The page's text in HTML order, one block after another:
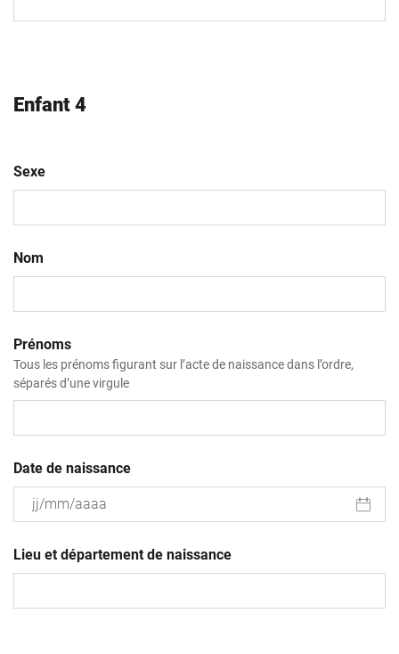
Enfant 4
Sexe
Nom
Prénoms
Tous les prénoms figurant sur l’acte de naissance dans l’ordre,
séparés d’une virgule
Date de naissance
slash
MM
Lieu et département de naissance